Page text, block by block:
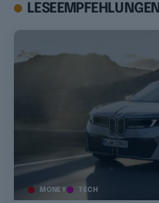
LESEEMPFEHLUNGEN
MONEY TECH